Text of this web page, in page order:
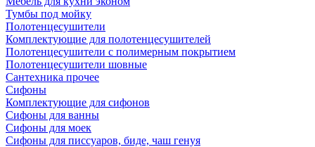
Тумбы под мойку
Полотенцесушители
Комплектующие для полотенцесушителей
Полотенцесушители с полимерным покрытием
Полотенцесушители шовные
Сантехника прочее
Сифоны
Комплектующие для сифонов
Сифоны для ванны
Сифоны для моек
Сифоны для писсуаров, биде, чаш генуя